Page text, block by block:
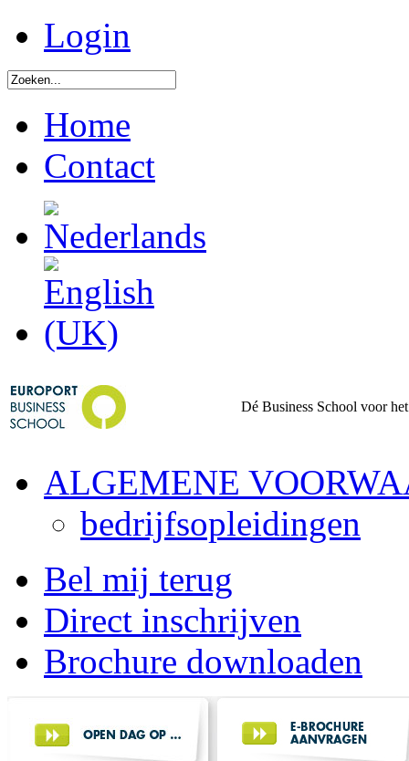
Login
Home
Contact
Dé Business School voor
ALGEMENE
bedrijfsopleidingen
Bel mij terug
Direct inschrijven
Brochure downloaden